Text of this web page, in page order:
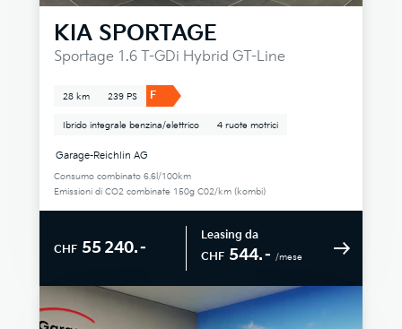
KIA SPORTAGE
Sportage 1.6 T-GDi Hybrid GT-Line
28 km 239 PS F
Ibrido integrale benzina/elettrico 4 ruote motrici
Garage-Reichlin AG
Consumo combinato 6.6l/100km
Emissioni di CO2 combinate 150g C02/km (kombi)
CHF 55 240.–
Leasing da
CHF 544.– /mese